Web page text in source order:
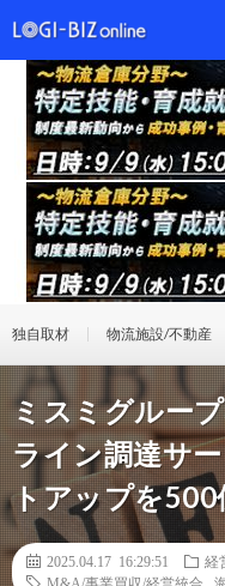
独自取材 物流施設/不動産
ミスミグルー
ライン調達サ
トアップを500
2025.04.17 16:29:51
経
M&A/事業買収/経営統合